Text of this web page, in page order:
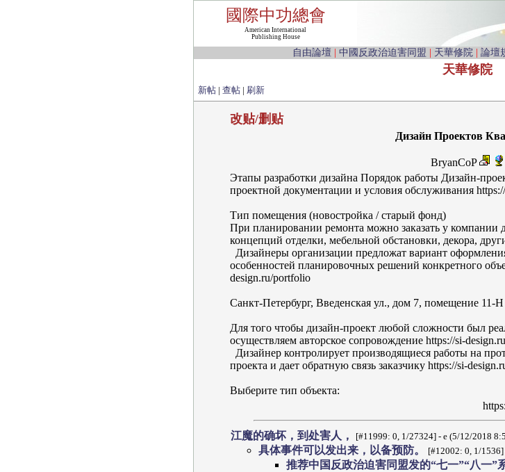
國際中功總會
American International
Publishing House
自由論壇 中國反政治迫害同盟 天華修院 論壇
天華修院
新帖 | 查帖 | 刷新
改贴/删贴
Дизайн Проектов
BryanCoP
Этапы разработки дизайна Порядок работы Дизайн-
проектной документации и условия обслуживания
Тип помещения (новостройка / старый фонд)
При планировании ремонта можно заказать у компании
концепций отделки, мебельной обстановки, декора,
Дизайнеры организации предложат вариант
особенностей планировочных решений конкретного
design.ru/portfolio
Санкт-Петербург, Введенская ул., дом 7, помещение 11-
Для того чтобы дизайн-проект любой сложности был
осуществляем авторское сопровождение https://si-
Дизайнер контролирует производящиеся работы на
проекта и дает обратную связь заказчику https://si-
Выберите тип объекта:
江魔的确坏，到处害人， [#11999: 0, 1/27324] - e (5/12/2018
具体事件可以发出来，以备预防。 [#12002: 0, 1/
推荐中国反政治迫害同盟发的“七一”“八一”